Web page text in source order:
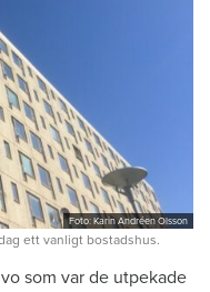
Foto: Karin Andréen Olsson
ett vanligt bostadshus.
som var de utpekade